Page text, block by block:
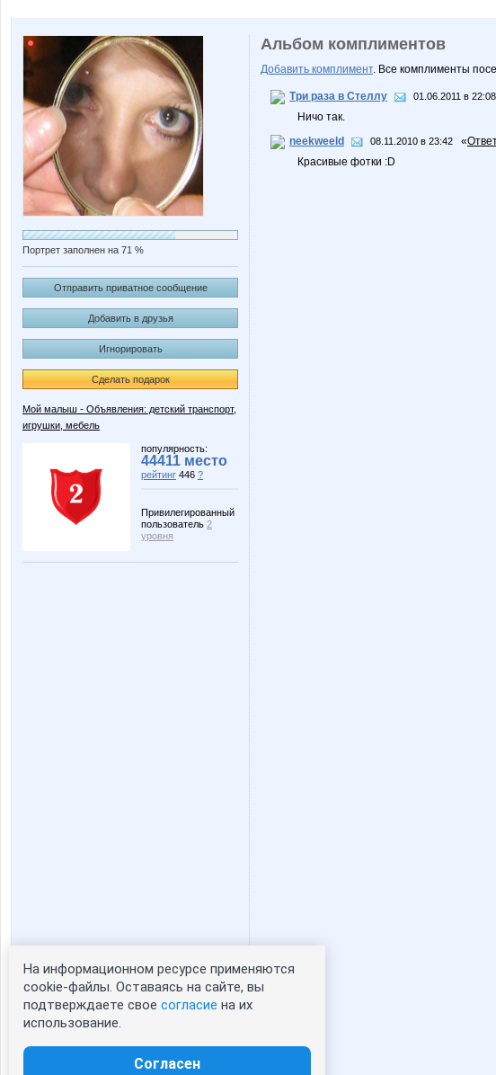
Портрет заполнен на 71 %
Отправить приватное сообщение
Добавить в друзья
Игнорировать
Сделать подарок
Мой малыш - Объявления: детский транспорт,
игрушки, мебель
популярность:
44411 место
рейтинг 446 ?
Привилегированный
пользователь 2
уровня
Статистика портрета:
сейчас просматривают портрет - 0
зарегистрированные пользователи
Альбом комплиментов
Добавить комплимент. Все комплименты
Три раза в Стеллу 01.06.2011 в 22:08
Ничо так.
neekweeld
08.11.2010 в 23:42 «
Красивые фотки :D
На информационном ресурсе применяются
cookie-файлы. Оставаясь на сайте, вы
подтверждаете свое согласие на их
использование.
Согласен